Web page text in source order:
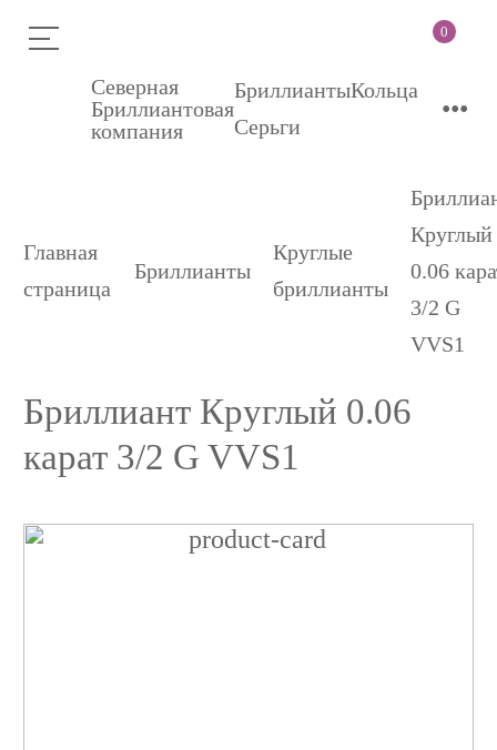
0
Северная
Бриллиантовая
компания
БриллиантыКольца
Серьги
•••
Главная
страница
Бриллианты
Круглые
бриллианты
Круглый
0.06
3/2 G
VVS1
Бриллиант Круглый 0.06
карат 3/2 G VVS1
Бриллиант